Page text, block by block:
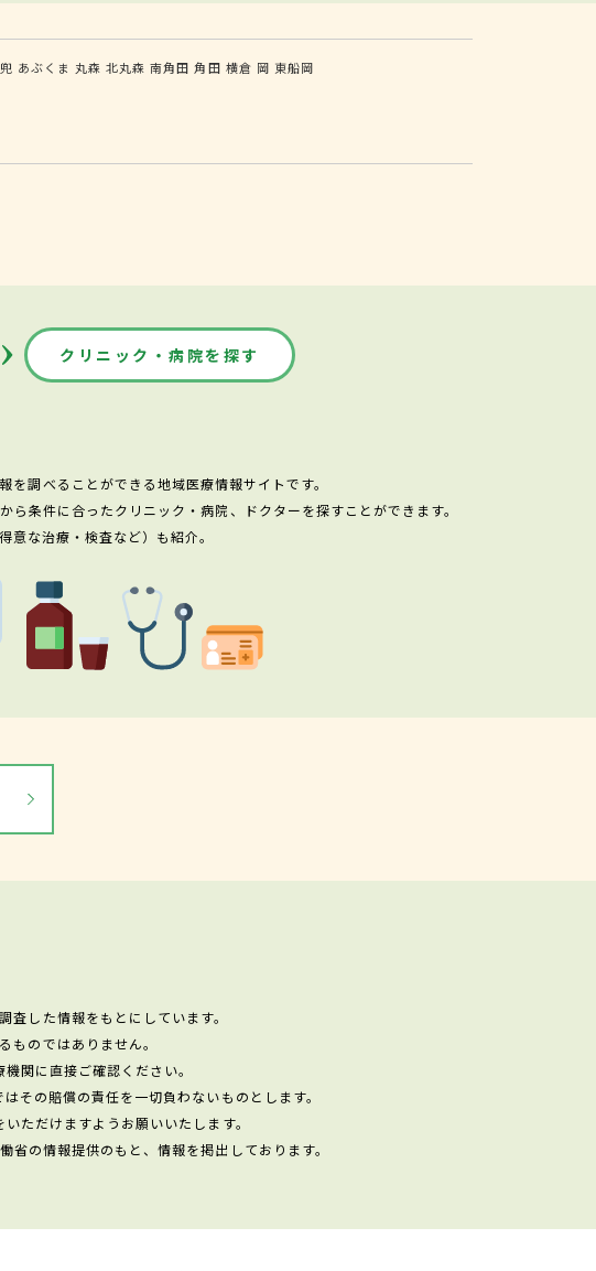
兜 あぶくま 丸森 北丸森 南角田 角田 横倉 岡 東船岡
クリニック・病院を探す
調べることができる地域医療情報サイトです。
条件に合ったクリニック・病院、ドクターを探すことができます。
な治療・検査など）も紹介。
した情報をもとにしています。
ものではありません。
関に直接ご確認ください。
その賠償の責任を一切負わないものとします。
ただけますようお願いいたします。
の情報提供のもと、情報を掲出しております。